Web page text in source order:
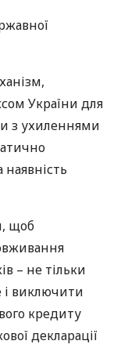
України для
з ухиленнями
щоб
– не тільки
і виключити
кредиту
декларації